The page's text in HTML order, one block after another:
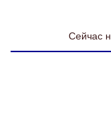
Сейчас